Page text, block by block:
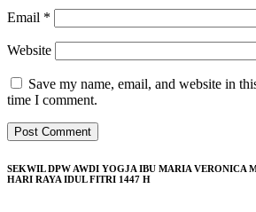
Email *
Website
Save my name, email, and website in
time I comment.
SEKWIL DPW AWDI YOGJA IBU MARIA VERONICA
HARI RAYA IDUL FITRI 1447 H